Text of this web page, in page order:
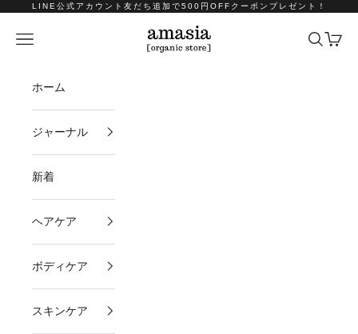
コンテンツへスキップ
LINE公式アカウント友だち追加で500円OFFクーポンプレゼント！
amasia organic store
メニュー 検索カート
ホーム
ジャーナル
新着
ヘアケア
ボディケア
スキンケア